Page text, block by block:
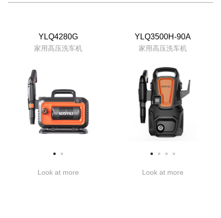
YLQ4280G
家用高压洗车机
Look at more
YLQ3500H-90A
家用高压洗车机
Look at more